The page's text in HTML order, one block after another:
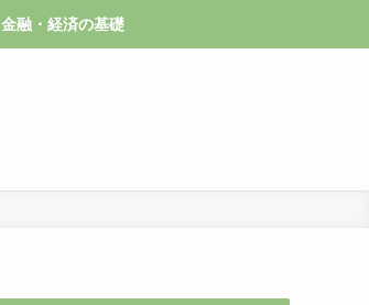
金融・経済の基礎